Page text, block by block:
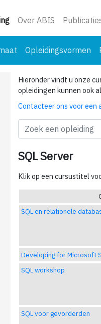
(huidige)
Over ABIS
Opleidingsvormen
Hieronder vindt u onze
opleidingen kunnen ook
Contacteer ons voor een
SQL Server
Klik op een cursustitel
SQL en relationele
Developing for Microsoft
SQL workshop
SQL voor gevorderden